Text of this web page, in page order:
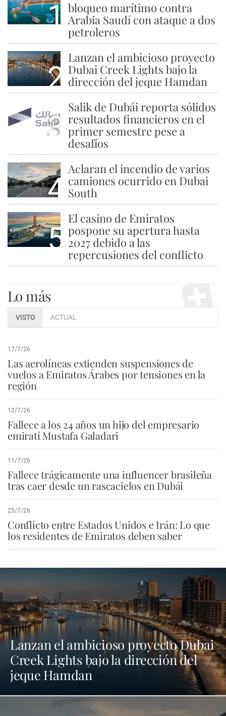
1 bloqueo marítimo contra
Arabia Saudí con ataque a dos
petroleros
2
Lanzan el ambicioso proyecto
Dubai Creek Lights bajo la
dirección del jeque Hamdan
3
Salik de Dubái reporta sólidos
resultados financieros en el
primer semestre pese a
desafíos
4
Aclaran el incendio de varios
camiones ocurrido en Dubai
South
5
El casino de Emiratos
pospone su apertura hasta
2027 debido a las
repercusiones del conflicto
Lo más
VISTO ACTUAL
17/7/26
Las aerolíneas extienden suspensiones de
vuelos a Emiratos Árabes por tensiones en la
región
12/7/26
Fallece a los 24 años un hijo del empresario
emiratí Mustafa Galadari
11/7/26
Fallece trágicamente una influencer brasileña
tras caer desde un rascacielos en Dubái
25/7/26
Conflicto entre Estados Unidos e Irán: Lo que
los residentes de Emiratos deben saber
Lanzan el ambicioso proyecto Dubai
Creek Lights bajo la dirección del
jeque Hamdan